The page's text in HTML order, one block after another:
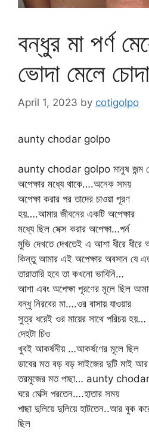
বন্ধুর মা পর্ণ
ভোদা মেলে
April 1, 2023 by cotigolpo
aunty chodar golpo
aunty chodar golpo মানুষ জন্ম
অপেক্ষার মধ্যে থাকে….অনেক সময়
অপেক্ষা করার পর তাদের চাওয়া পূরণ
হয়….আমার জীবনের একটি অপেক্ষার
মধ্যে ছিল সেক্স করার অপেক্ষা…পর্ন
মুভি দেখতে দেখতেই এ আশা ধীরে
কিন্তু আমার এই অপেক্ষার অবসান যে
তারাতারি হবে তা কখনো ভাবিনি…
আশা এবং অপেক্ষা পূরণের মূলে ছিল
বন্ধু নিরবের মা….ওর বাসায় যাওয়ার
সুত্র ধরেই ওর মায়ের সাথে পরিচয়
দেহটা চিও
খুবই আকর্ষনীয় …আকর্ষণের মূলে ছিল
ডাবের মত বড় বড় সাইজের দুটি মাই আর
তরমুজের মত পাছা… aunty
ঘরে মেক্সি পরতেন….হাতার সময়
পাছা দুলিয়ে দুলিয়ে হাটতেন..আর বুক
ছিল